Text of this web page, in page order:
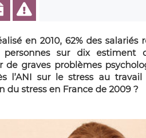
en 2010, 62% des salariés
sur dix estiment
de graves problèmes
l’ANI sur le stress au
du stress en France de 2009 ?